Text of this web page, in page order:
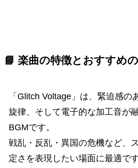
📘 楽曲の特徴とおすすめ
「Glitch Voltage」は、緊迫感の
旋律、そして電子的な加工音が
BGMです。
戦乱・反乱・異国の危機など、
定さを表現したい場面に最適です